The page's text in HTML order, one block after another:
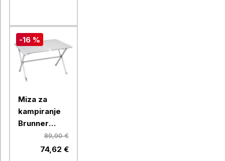
-16 %
Miza za
kampiranje
Brunner
GAPLESS
89,90 €
74,62 €